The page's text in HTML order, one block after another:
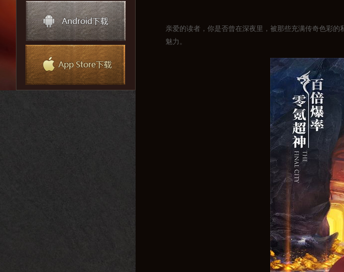
亲爱的读者，你是否曾在深夜里，被那些充满传奇色彩
魅力。